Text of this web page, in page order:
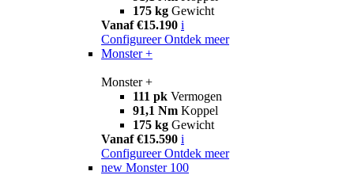
175 kg Gewicht
Vanaf €15.190 i
Configureer Ontdek meer
Monster +
Monster +
111 pk Vermogen
91,1 Nm Koppel
175 kg Gewicht
Vanaf €15.590 i
Configureer Ontdek meer
new Monster 100